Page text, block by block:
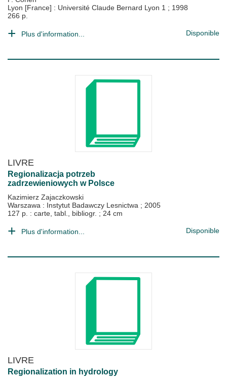
Lyon [France] : Université Claude Bernard Lyon 1 ; 1998
266 p.
Plus d'information... Disponible
LIVRE
Regionalizacja potrzeb
zadrzewieniowych w Polsce
Kazimierz Zajaczkowski
Warszawa : Instytut Badawczy Lesnictwa ; 2005
127 p. : carte, tabl., bibliogr. ; 24 cm
Plus d'information... Disponible
LIVRE
Regionalization in hydrology